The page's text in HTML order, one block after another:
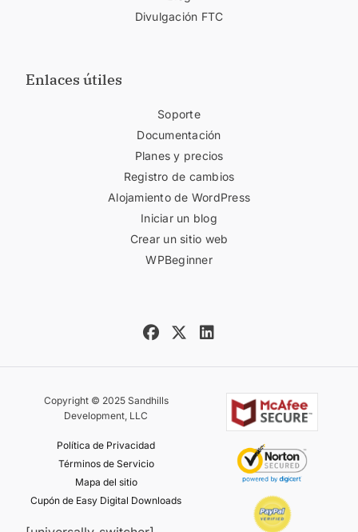
Divulgación FTC
Enlaces útiles
Soporte
Documentación
Planes y precios
Registro de cambios
Alojamiento de WordPress
Iniciar un blog
Crear un sitio web
WPBeginner
Copyright © 2025 Sandhills
Development, LLC
Política de Privacidad
Términos de Servicio
Mapa del sitio
Cupón de Easy Digital Downloads